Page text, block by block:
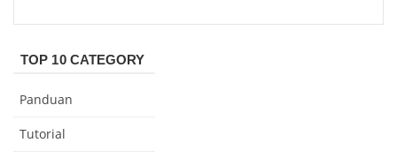
TOP 10 CATEGORY
Panduan
Tutorial